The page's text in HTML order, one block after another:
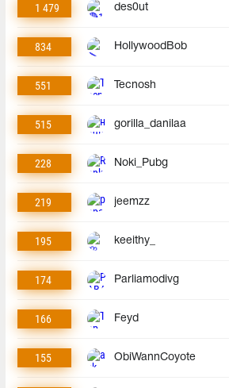
1 479 des0ut
834 HollywoodBob
551 Tecnosh
515 gorilla_danilaa
228 Noki_Pubg
219 jeemzz
195 keeithy_
174 Parliamodivg
166 Feyd
155 ObiWannCoyote